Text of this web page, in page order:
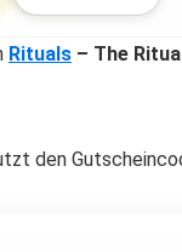
Rituals – The
den